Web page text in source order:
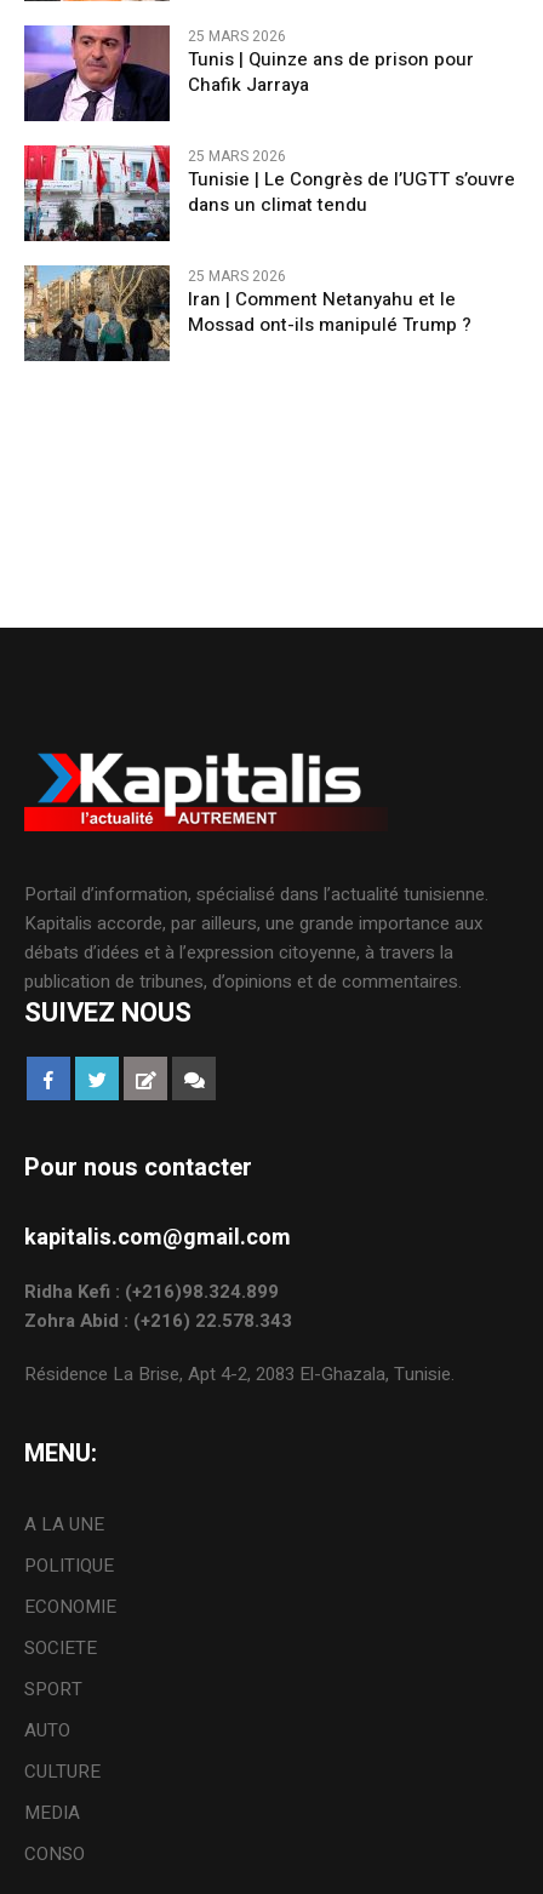
25 MARS 2026
Tunis | Quinze ans de prison pour
Chafik Jarraya
25 MARS 2026
Tunisie | Le Congrès de l’UGTT s’ouvre
dans un climat tendu
25 MARS 2026
Iran | Comment Netanyahu et le
Mossad ont-ils manipulé Trump ?
Portail d’information, spécialisé dans l’actualité tunisienne.
Kapitalis accorde, par ailleurs, une grande importance aux
débats d’idées et à l’expression citoyenne, à travers la
publication de tribunes, d’opinions et de commentaires.
SUIVEZ NOUS
Pour nous contacter
kapitalis.com@gmail.com
Ridha Kefi : (+216)98.324.899
Zohra Abid : (+216) 22.578.343
Résidence La Brise, Apt 4-2, 2083 El-Ghazala, Tunisie.
MENU:
A LA UNE
POLITIQUE
ECONOMIE
SOCIETE
SPORT
AUTO
CULTURE
MEDIA
CONSO